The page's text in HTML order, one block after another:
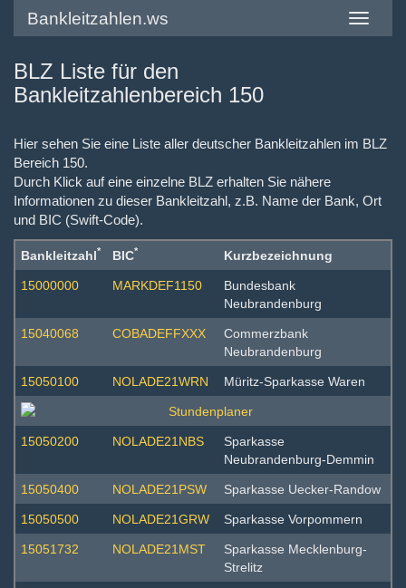
Toggle
Bankleitzahlen.ws
BLZ Liste für den
Bankleitzahlenbereich 150
Hier sehen Sie eine Liste aller deutscher Bankleitzahlen im BLZ
Bereich 150.
Durch Klick auf eine einzelne BLZ erhalten Sie nähere
Informationen zu dieser Bankleitzahl, z.B. Name der Bank, Ort
und BIC (Swift-Code).
Bankleitzahl* BIC* Kurzbezeichnung
15000000 MARKDEF1150
Bundesbank
Neubrandenburg
15040068 COBADEFFXXX
Commerzbank
Neubrandenburg
15050100 NOLADE21WRN Müritz-Sparkasse Waren
15050200 NOLADE21NBS
Sparkasse
Neubrandenburg-Demmin
15050400 NOLADE21PSW Sparkasse Uecker-Randow
15050500 NOLADE21GRW Sparkasse Vorpommern
15051732 NOLADE21MST
Sparkasse Mecklenburg-
Strelitz